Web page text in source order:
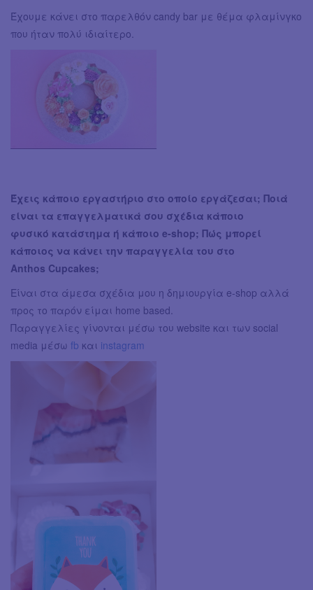
Έχουμε κάνει στο παρελθόν candy bar με θέμα φλαμίνγκο
που ήταν πολύ ιδιαίτερο.
Έχεις κάποιο εργαστήριο στο οποίο εργάζεσαι; Ποιά
είναι τα επαγγελματικά σου σχέδια κάποιο
φυσικό κατάστημα ή κάποιο e-shop; Πώς μπορεί
κάποιος να κάνει την παραγγελία του στο
Anthos Cupcakes;
Είναι στα άμεσα σχέδια μου η δημιουργία e-shop αλλά
προς το παρόν είμαι home based.
Παραγγελίες γίνονται μέσω του website και των social
media μέσω fb και instagram